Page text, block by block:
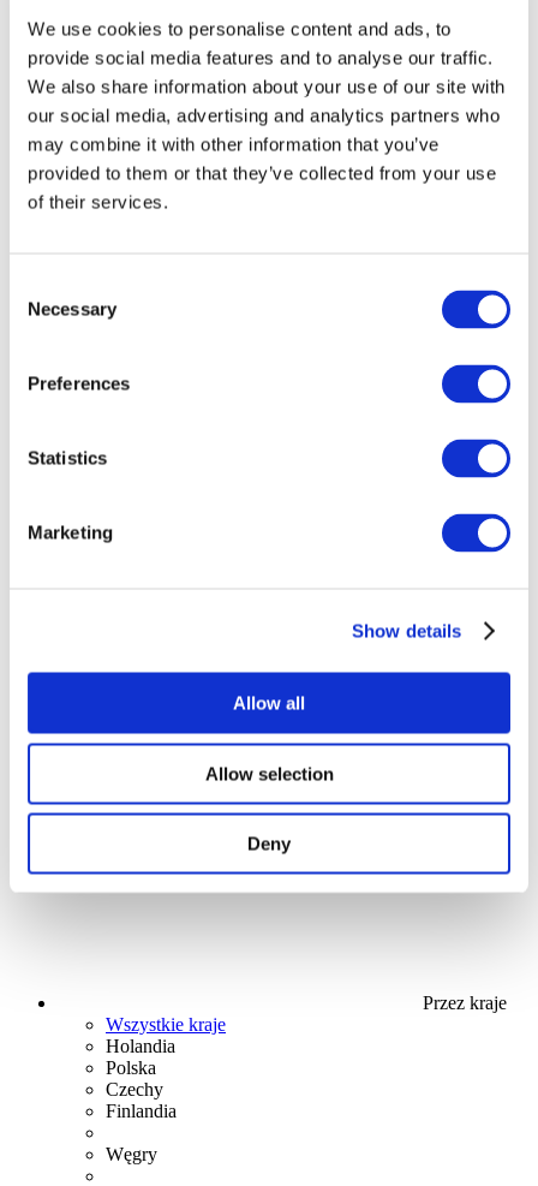
We use cookies to personalise content and ads, to
provide social media features and to analyse our traffic.
We also share information about your use of our site with
our social media, advertising and analytics partners who
may combine it with other information that you’ve
provided to them or that they’ve collected from your use
of their services.
Selection
Necessary
Preferences
Statistics
Marketing
Show details
Allow all
Allow selection
Deny
Wydarzenia
Stand-Up
Bez podgatunku
Przez kraje
Wszystkie kraje
Holandia
Polska
Czechy
Finlandia
Węgry